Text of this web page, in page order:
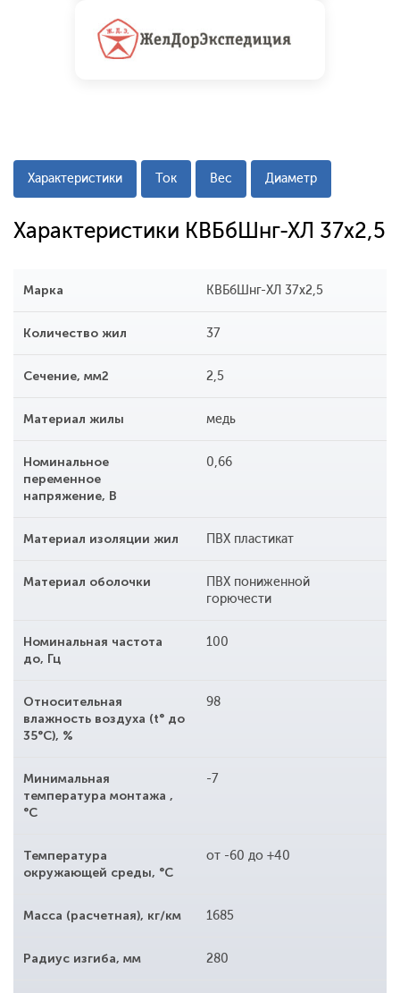
Характеристики Ток Вес Диаметр
Характеристики КВБбШнг-ХЛ 37х2,5
Марка КВБбШнг-ХЛ 37х2,5
Количество жил 37
Сечение, мм2 2,5
Материал жилы медь
Номинальное
переменное
напряжение, В
0,66
Материал изоляции жил ПВХ пластикат
Материал оболочки
ПВХ пониженной
горючести
Номинальная частота
до, Гц
100
Относительная
влажность воздуха (t° до
35°С), %
98
Минимальная
температура монтажа ,
°С
-7
Температура
окружающей среды, °С
от -60 до +40
Масса (расчетная), кг/км 1685
Радиус изгиба, мм 280